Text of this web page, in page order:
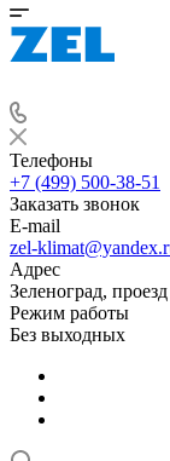
Телефоны
+7 (499) 500-38-51
Заказать звонок
E-mail
zel-
Адрес
Зеленоград,
Режим работы
Без выходных